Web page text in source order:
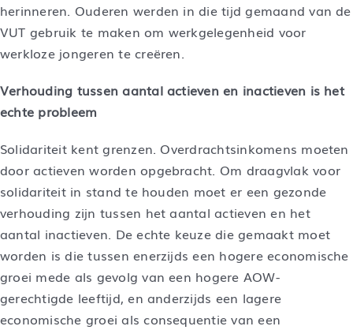
herinneren. Ouderen werden in die tijd gemaand van de
VUT gebruik te maken om werkgelegenheid voor
werkloze jongeren te creëren.
Verhouding tussen aantal actieven en inactieven is het
echte probleem
Solidariteit kent grenzen. Overdrachtsinkomens moeten
door actieven worden opgebracht. Om draagvlak voor
solidariteit in stand te houden moet er een gezonde
verhouding zijn tussen het aantal actieven en het
aantal inactieven. De echte keuze die gemaakt moet
worden is die tussen enerzijds een hogere economische
groei mede als gevolg van een hogere AOW-
gerechtigde leeftijd, en anderzijds een lagere
economische groei als consequentie van een